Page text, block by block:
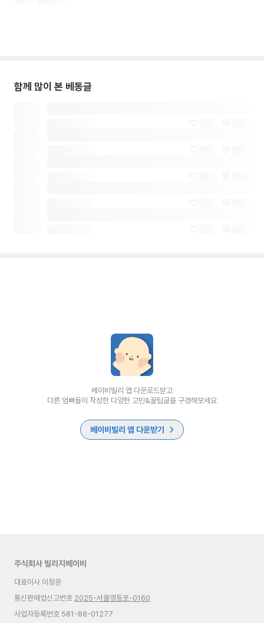
함께 많이 본 베동글
베이비빌리 앱 다운로드받고
다른 엄빠들이 작성한 다양한 고민&꿀팁글을 구경해보세요
베이비빌리 앱 다운받기
주식회사 빌리지베이비
대표이사 이정윤
통신판매업신고번호 2025-서울영등포-0160
사업자등록번호 581-88-01277